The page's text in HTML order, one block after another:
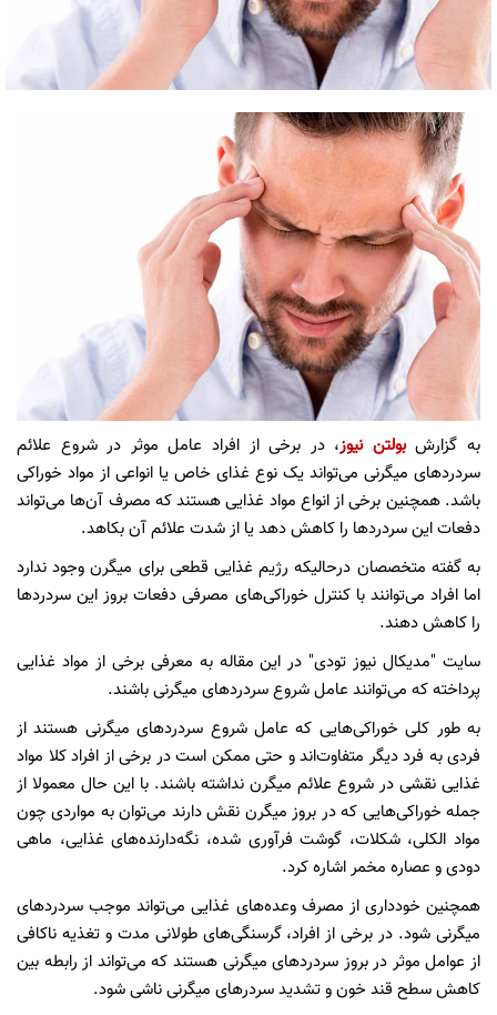
به گزارشبولتن نیوز، در برخی از افراد عامل موثر در شروع علائم
سردردهای میگرنی می‌تواند یک نوع غذای خاص یا انواعی از مواد خوراکی
باشد. همچنین برخی از انواع مواد غذایی هستند که مصرف آن‌ها می‌تواند
دفعات این سردردها را کاهش دهد یا از شدت علائم آن بکاهد.
به گفته متخصصان درحالیکه رژیم غذایی قطعی برای میگرن وجود ندارد
اما افراد می‌توانند با کنترل خوراکی‌های مصرفی دفعات بروز این سردردها
را کاهش دهند.
سایت "مدیکال نیوز تودی" در این مقاله به معرفی برخی از مواد غذایی
پرداخته که می‌توانند عامل شروع سردردهای میگرنی باشند.
به طور کلی خوراکی‌هایی که عامل شروع سردردهای میگرنی هستند از
فردی به فرد دیگر متفاوت‌اند و حتی ممکن است در برخی از افراد کلا مواد
غذایی نقشی در شروع علائم میگرن نداشته باشند. با این حال معمولا از
جمله خوراکی‌هایی که در بروز میگرن نقش دارند می‌توان به مواردی چون
مواد الکلی، شکلات، گوشت فرآوری شده، نگه‌دارنده‌های غذایی، ماهی
دودی و عصاره مخمر اشاره کرد.
همچنین خودداری از مصرف وعده‌های غذایی می‌تواند موجب سردردهای
میگرنی شود. در برخی از افراد، گرسنگی‌های طولانی مدت و تغذیه ناکافی
از عوامل موثر در بروز سردردهای میگرنی هستند که می‌تواند از رابطه بین
کاهش سطح قند خون و تشدید سردرهای میگرنی ناشی شود.